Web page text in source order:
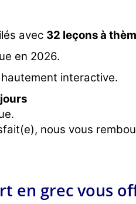
avec 32 leçons à
en 2026.
interactive.
nous vous
en grec vous